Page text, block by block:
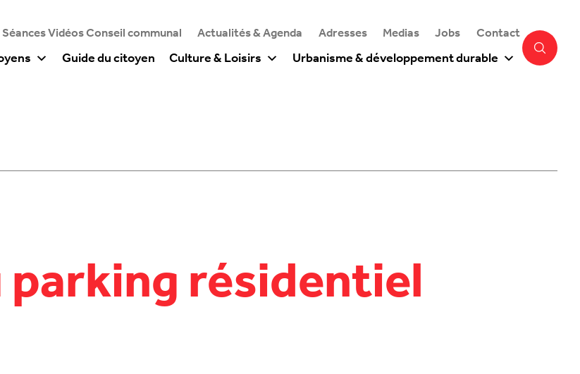
Séances Vidéos Conseil communal Actualités & Agenda Adresses Medias Jobs Contact
Guide du citoyen Culture & Loisirs Urbanisme & développement durable
résidentiel